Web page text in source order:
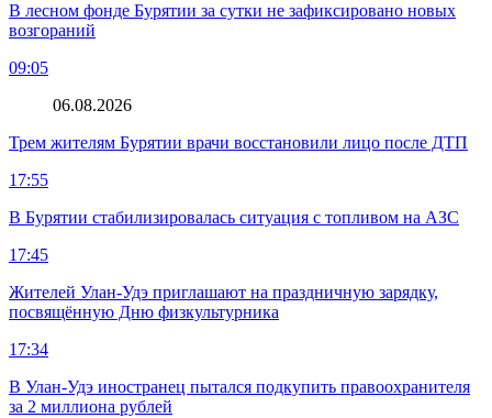
В лесном фонде Бурятии за сутки не зафиксировано новых
возгораний
09:05
06.08.2026
Трем жителям Бурятии врачи восстановили лицо после ДТП
17:55
В Бурятии стабилизировалась ситуация с топливом на АЗС
17:45
Жителей Улан-Удэ приглашают на праздничную зарядку,
посвящённую Дню физкультурника
17:34
В Улан-Удэ иностранец пытался подкупить правоохранителя
за 2 миллиона рублей